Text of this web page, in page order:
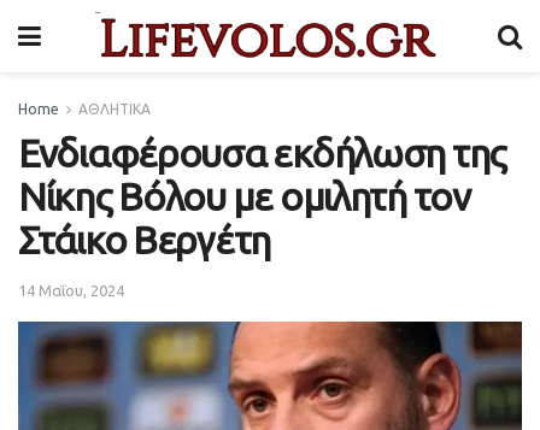
Home ΑΘΛΗΤΙΚΑ
Ενδιαφέρουσα εκδήλωση της
Νίκης Βόλου με ομιλητή τον
Στάικο Βεργέτη
14 Μαΐου, 2024